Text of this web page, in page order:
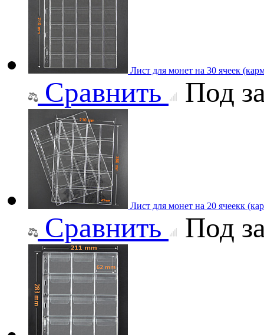
Лист для монет на 30 ячеек
Сравнить Под
Лист для монет на 20 ячеекк
Сравнить Под